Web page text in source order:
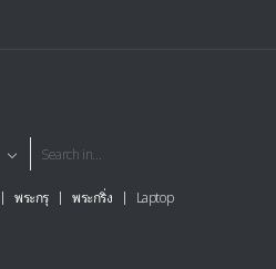
พระกรุ พระกริ่ง Laptop